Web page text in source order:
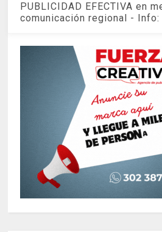
PUBLICIDAD EFECTIVA en
comunicación regional -